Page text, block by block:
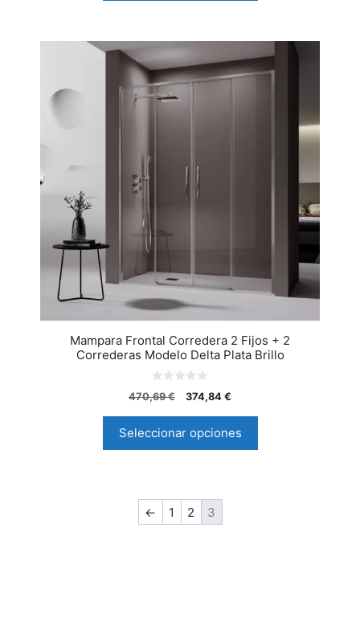
Mampara Frontal Corredera 2 Fijos + 2
Correderas Modelo Delta Plata Brillo
0
d
5
470,69€ 374,84 €
Seleccionar opciones
← 1 2 3